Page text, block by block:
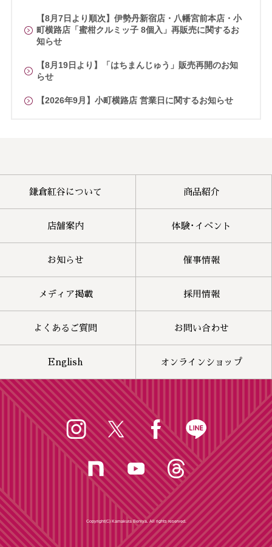
【8月7日より順次】伊勢丹新宿店・八幡宮前本店・小
町横路店「蜜柑クルミッ子 8個入」再販売に関するお
知らせ
【8月19日より】「はちまんじゅう」販売再開のお知
らせ
【2026年9月】小町横路店 営業日に関するお知らせ
鎌倉紅谷について 商品紹介
店舗案内 体験･イベント
お知らせ 催事情報
メディア掲載 採用情報
よくあるご質問 お問い合わせ
English オンラインショップ
Copyright(C) Kamakura Beniya. All rights reserved.